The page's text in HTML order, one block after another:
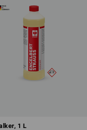
1 L